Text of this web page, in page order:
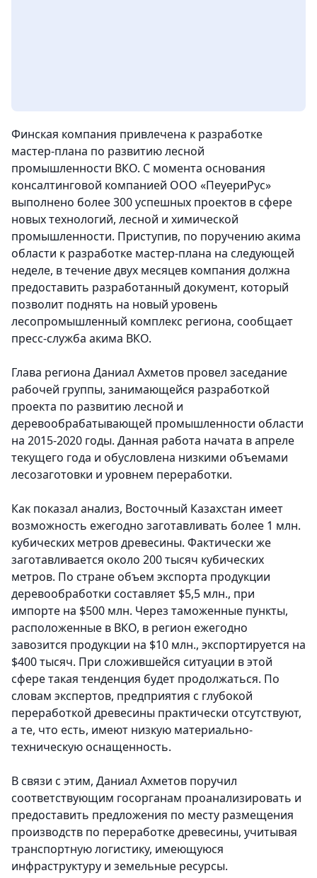
Финская компания привлечена к разработке
мастер-плана по развитию лесной
промышленности ВКО. С момента основания
консалтинговой компанией ООО «ПеуериРус»
выполнено более 300 успешных проектов в сфере
новых технологий, лесной и химической
промышленности. Приступив, по поручению акима
области к разработке мастер-плана на следующей
неделе, в течение двух месяцев компания должна
предоставить разработанный документ, который
позволит поднять на новый уровень
лесопромышленный комплекс региона, сообщает
пресс-служба акима ВКО.
Глава региона Даниал Ахметов провел заседание
рабочей группы, занимающейся разработкой
проекта по развитию лесной и
деревообрабатывающей промышленности области
на 2015-2020 годы. Данная работа начата в апреле
текущего года и обусловлена низкими объемами
лесозаготовки и уровнем переработки.
Как показал анализ, Восточный Казахстан имеет
возможность ежегодно заготавливать более 1 млн.
кубических метров древесины. Фактически же
заготавливается около 200 тысяч кубических
метров. По стране объем экспорта продукции
деревообработки составляет $5,5 млн., при
импорте на $500 млн. Через таможенные пункты,
расположенные в ВКО, в регион ежегодно
завозится продукции на $10 млн., экспортируется на
$400 тысяч. При сложившейся ситуации в этой
сфере такая тенденция будет продолжаться. По
словам экспертов, предприятия с глубокой
переработкой древесины практически отсутствуют,
а те, что есть, имеют низкую материально-
техническую оснащенность.
В связи с этим, Даниал Ахметов поручил
соответствующим госорганам проанализировать и
предоставить предложения по месту размещения
производств по переработке древесины, учитывая
транспортную логистику, имеющуюся
инфраструктуру и земельные ресурсы.